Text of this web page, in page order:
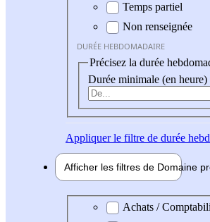
Temps partiel
Non renseignée
DURÉE HEBDOMADAIRE
Précisez la durée
Durée minimale (en heure)
Appliquerle filtre de durée
Afficher les filtres de Domaine
Domaine professionel
Achats /